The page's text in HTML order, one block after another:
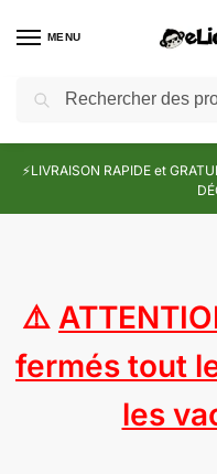
MENU
⚡LIVRAISON RAPIDE et
⚠️
fermés tout
les